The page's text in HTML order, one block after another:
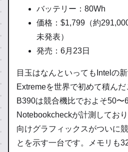
バッテリー：80Wh
価格：$1,799（約
未発表）
発売：6月23日
目玉はなんといってもIntelの
Extremeを世界で初めて積ん
B390は競合機比でおよそ50〜
Notebookcheckが計測してお
向けグラフィックスがついに
とを示す一台です。メモリも